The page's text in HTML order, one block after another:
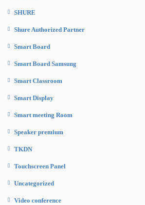
SHURE
Shure Authorized Partner
Smart Board
Smart Board Samsung
Smart Classroom
Smart Display
Smart meeting Room
Speaker premium
TKDN
Touchscreen Panel
Uncategorized
Video conference